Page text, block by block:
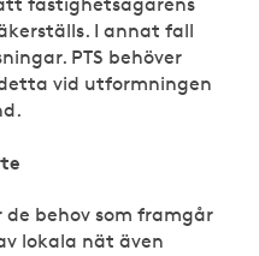
fastighetsägarens
I annat fall
PTS behöver
vid utformningen
behov som framgår
lokala nät även